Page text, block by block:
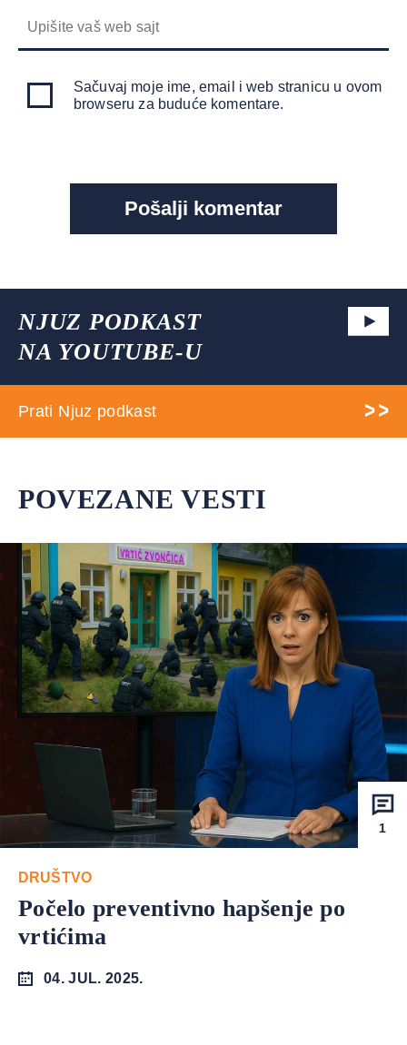
Sačuvaj moje ime, email i web stranicu u ovom
browseru za buduće komentare.
NJUZ PODKAST
NA YOUTUBE-U
Prati Njuz podkast
POVEZANE VESTI
1
DRUŠTVO
Počelo preventivno hapšenje po
vrtićima
04. JUL. 2025.